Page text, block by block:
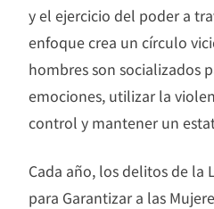
y el ejercicio del poder a
enfoque crea un círculo
hombres son socializados
emociones, utilizar la
control y mantener un
Cada año, los delitos de la
para Garantizar a las